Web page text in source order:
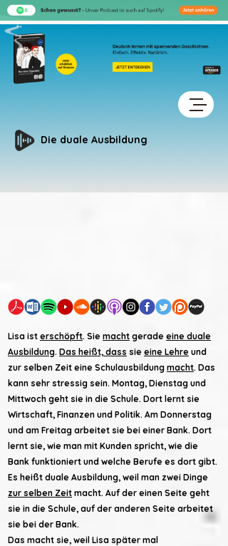
Die duale Ausbildung
Lisa ist erschöpft. Sie macht gerade eine duale
Ausbildung. Das heißt, dass sie eine Lehre und
zur selben Zeit eine Schulausbildung macht. Das
kann sehr stressig sein. Montag, Dienstag und
Mittwoch geht sie in die Schule. Dort lernt sie
Wirtschaft, Finanzen und Politik. Am Donnerstag
und am Freitag arbeitet sie bei einer Bank. Dort
lernt sie, wie man mit Kunden spricht, wie die
Bank funktioniert und welche Berufe es dort gibt.
Es heißt duale Ausbildung, weil man zwei Dinge
zur selben Zeit macht. Auf der einen Seite geht
sie in die Schule, auf der anderen Seite arbeitet
sie bei der Bank.
Das macht sie, weil Lisa später mal